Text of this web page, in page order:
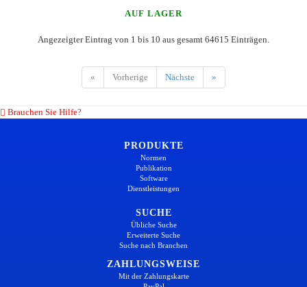
AUF LAGER
Angezeigter Eintrag von 1 bis 10 aus gesamt 64615 Einträgen.
« Vorherige Nächste »
Brauchen Sie Hilfe?
PRODUKTE
Normen
Publikation
Software
Dienstleistungen
SUCHE
Übliche Suche
Erweiterte Suche
Suche nach Branchen
ZAHLUNGSWEISE
Mit der Zahlungskarte